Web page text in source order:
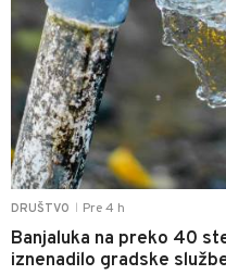
DRUŠTVO Pre 4 h
Banjaluka na preko 40
iznenadilo gradske